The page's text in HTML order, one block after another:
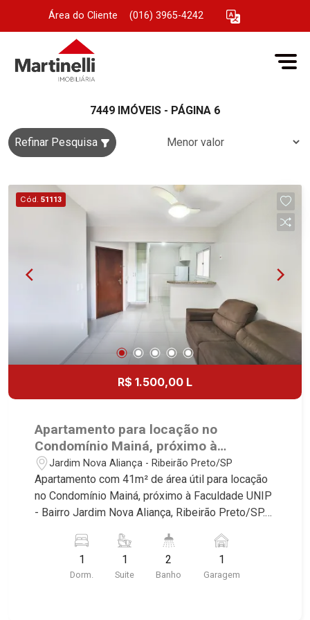
Área do Cliente (016) 3965-4242
7449 IMÓVEIS - PÁGINA 6
Refinar Pesquisa
Cód. 51113
R$ 1.500,00 L
Apartamento para locação no
Condomínio Mainá, próximo à
Faculdade UNIP - Ribeirão Preto/SP.
Jardim Nova Aliança - Ribeirão Preto/SP
Apartamento com 41m² de área útil para locação
no Condomínio Mainá, próximo à Faculdade UNIP
- Bairro Jardim Nova Aliança, Ribeirão Preto/SP.
Martinelli Imobiliária selecionou para você: -
41m² de área útil - 1 suite com armários e ar-
condicionado - Banheiro social - Sala 2
1
Dorm.
1
Suite
2
Banho
1
Garagem